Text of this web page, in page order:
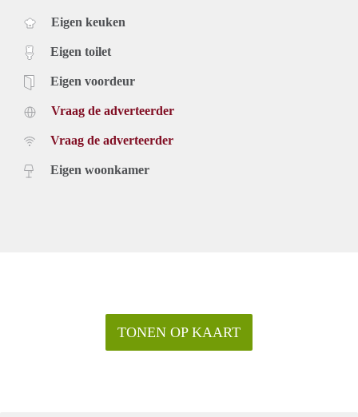
Eigen keuken
Eigen toilet
Eigen voordeur
Vraag de adverteerder
Vraag de adverteerder
Eigen woonkamer
TONEN OP KAART